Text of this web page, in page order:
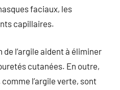
faciaux, les
capillaires.
l’argile aident à éliminer
cutanées. En outre,
l’argile verte, sont